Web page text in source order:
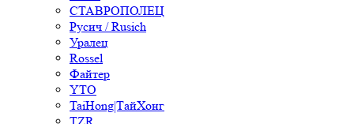
СТАВРОПОЛЕЦ
Русич / Rusich
Уралец
Rossel
Файтер
YTO
TaiHong|ТайХонг